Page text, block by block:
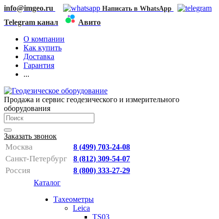
info@imgeo.ru Написать в WhatsApp
Telegram канал
Авито
О компании
Как купить
Доставка
Гарантия
...
Продажа и сервис геодезического и измерительного
оборудования
Заказать звонок
Москва 8 (499) 703-24-08
Санкт-Петербург 8 (812) 309-54-07
Россия 8 (800) 333-27-29
Каталог
Тахеометры
Leica
TS03